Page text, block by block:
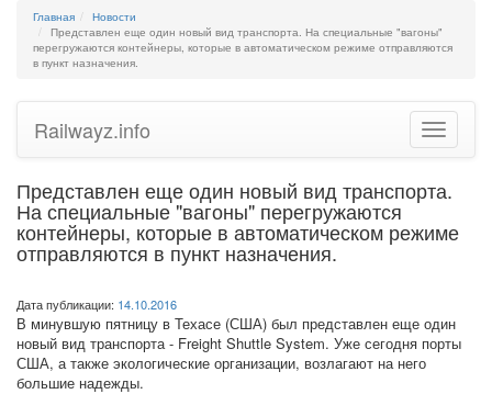
Главная
Новости
Представлен еще один новый вид транспорта. На специальные "вагоны"
перегружаются контейнеры, которые в автоматическом режиме отправляются
в пункт назначения.
Toggle
Railwayz.info
Представлен еще один новый вид транспорта.
На специальные "вагоны" перегружаются
контейнеры, которые в автоматическом режиме
отправляются в пункт назначения.
Дата публикации: 14.10.2016
В минувшую пятницу в Техасе (США) был представлен еще один
новый вид транспорта - Freight Shuttle System. Уже сегодня порты
США, а также экологические организации, возлагают на него
большие надежды.